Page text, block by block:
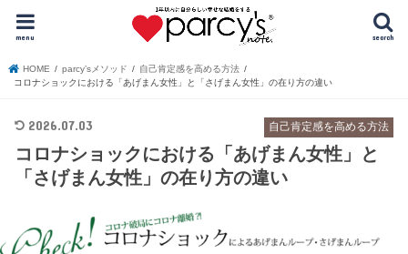
search
menu
HOME parcy’sメソッド
自己肯定感を高める方法
コロナショックにおける「あげまん女性」と「さげまん女性」の在り方の違い
自己肯定感を高める方法
2026.07.03
コロナショックにおける「あげまん女性」と
「さげまん女性」の在り方の違い